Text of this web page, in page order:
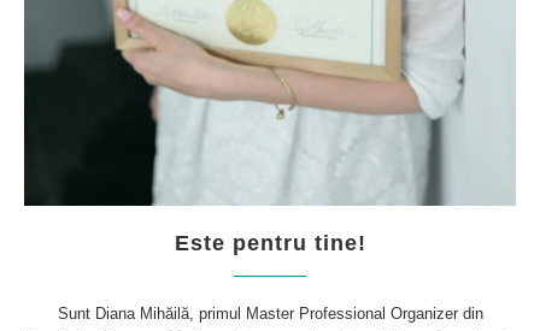
Este pentru tine!
Sunt Diana Mihăilă, primul Master Professional Organizer din